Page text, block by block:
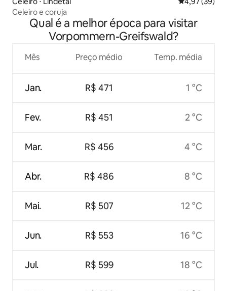
Celeiro e coruja
Qual é a melhor época para visitar
Vorpommern-Greifswald?
Mês
Jan.
Fev.
Mar.
Abr.
Mai.
Jun.
Jul.
Preço médio
R$ 471
R$ 451
R$ 456
R$ 486
R$ 507
R$ 553
R$ 599
Temp. média
1 °C
2 °C
4 °C
8 °C
12 °C
16 °C
18 °C